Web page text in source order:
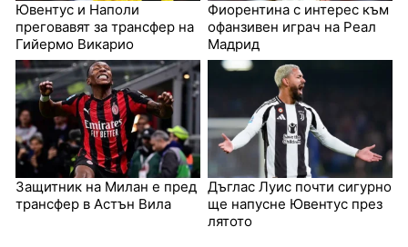
Ювентус и Наполи
преговавят за трансфер на
Гийермо Викарио
Фиорентина с интерес към
офанзивен играч на Реал
Мадрид
Защитник на Милан е пред
трансфер в Астън Вила
Дъглас Луис почти сигурно
ще напусне Ювентус през
лятото